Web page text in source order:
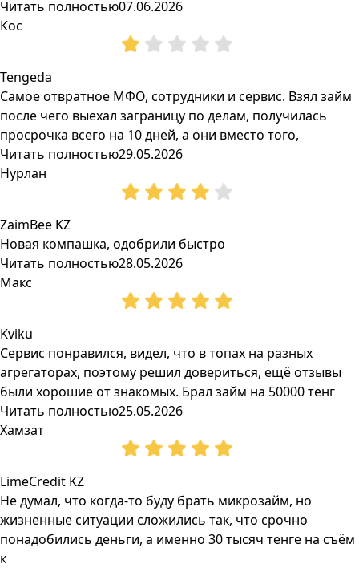
Читать полностью07.06.2026
Кос
Tengeda
Самое отвратное МФО, сотрудники и сервис. Взял займ
после чего выехал заграницу по делам, получилась
просрочка всего на 10 дней, а они вместо того,
Читать полностью29.05.2026
Нурлан
ZaimBee KZ
Новая компашка, одобрили быстро
Читать полностью28.05.2026
Макс
Kviku
Сервис понравился, видел, что в топах на разных
агрегаторах, поэтому решил довериться, ещё отзывы
были хорошие от знакомых. Брал займ на 50000 тенг
Читать полностью25.05.2026
Хамзат
LimeCredit KZ
Не думал, что когда-то буду брать микрозайм, но
жизненные ситуации сложились так, что срочно
понадобились деньги, а именно 30 тысяч тенге на съём
к